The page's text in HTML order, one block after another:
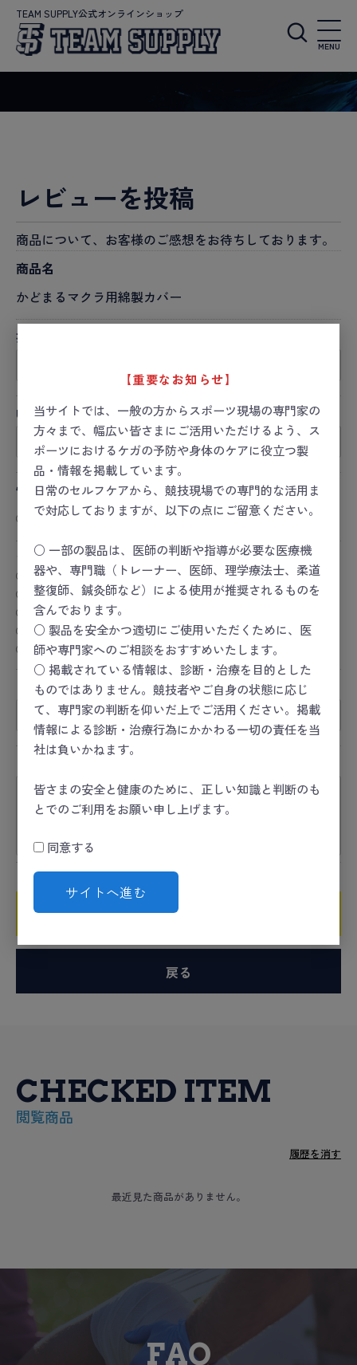
TEAM SUPPLY公式オンラインショップ
MENU
【重要なお知らせ】
当サイトでは、一般の方からスポーツ現場の専門家の
方々まで、幅広い皆さまにご活用いただけるよう、ス
ポーツにおけるケガの予防や身体のケアに役立つ製
品・情報を掲載しています。
日常のセルフケアから、競技現場での専門的な活用ま
で対応しておりますが、以下の点にご留意ください。
○ 一部の製品は、医師の判断や指導が必要な医療機
器や、専門職（トレーナー、医師、理学療法士、柔道
整復師、鍼灸師など）による使用が推奨されるものを
含んでおります。
○ 製品を安全かつ適切にご使用いただくために、医
師や専門家へのご相談をおすすめいたします。
○ 掲載されている情報は、診断・治療を目的とした
ものではありません。競技者やご自身の状態に応じ
て、専門家の判断を仰いだ上でご活用ください。掲載
情報による診断・治療行為にかかわる一切の責任を当
社は負いかねます。
皆さまの安全と健康のために、正しい知識と判断のも
とでのご利用をお願い申し上げます。
同意する
サイトへ進む
レビューを投稿
商品について、お客様のご感想をお待ちしております。
商品名
かどまるマクラ用綿製カバー
投稿者名
URL
性別
男性
女性 その他 回答しない
おすすめレベル 必須
★★★★★
★★★★
★★★
★★
★
タイトル 必須
確認ページへ
戻る
CHECKED ITEM
閲覧商品
履歴を消す
最近見た商品がありません。
FAQ